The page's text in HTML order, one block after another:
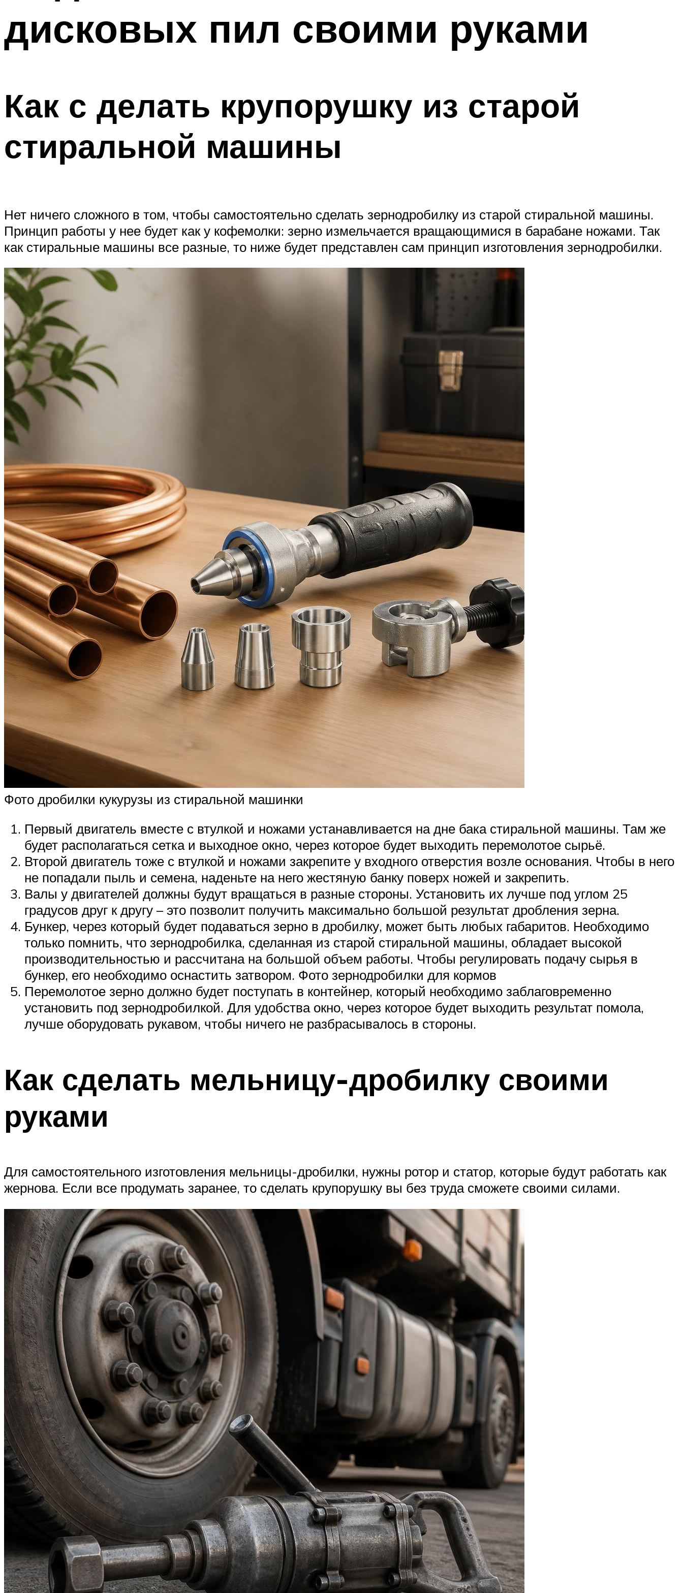
дисковых пил своими руками
Как с делать крупорушку из старой
стиральной машины
Нет ничего сложного в том, чтобы самостоятельно сделать зернодробилку из старой стиральной машины.
Принцип работы у нее будет как у кофемолки: зерно измельчается вращающимися в барабане ножами. Так
как стиральные машины все разные, то ниже будет представлен сам принцип изготовления зернодробилки.
Фото дробилки кукурузы из стиральной машинки
Первый двигатель вместе с втулкой и ножами устанавливается на дне бака стиральной машины. Там же
будет располагаться сетка и выходное окно, через которое будет выходить перемолотое сырьё.
Второй двигатель тоже с втулкой и ножами закрепите у входного отверстия возле основания. Чтобы в него
не попадали пыль и семена, наденьте на него жестяную банку поверх ножей и закрепить.
Валы у двигателей должны будут вращаться в разные стороны. Установить их лучше под углом 25
градусов друг к другу – это позволит получить максимально большой результат дробления зерна.
Бункер, через который будет подаваться зерно в дробилку, может быть любых габаритов. Необходимо
только помнить, что зернодробилка, сделанная из старой стиральной машины, обладает высокой
производительностью и рассчитана на большой объем работы. Чтобы регулировать подачу сырья в
бункер, его необходимо оснастить затвором. Фото зернодробилки для кормов
Перемолотое зерно должно будет поступать в контейнер, который необходимо заблаговременно
установить под зернодробилкой. Для удобства окно, через которое будет выходить результат помола,
лучше оборудовать рукавом, чтобы ничего не разбрасывалось в стороны.
Как сделать мельницу-дробилку своими
руками
Для самостоятельного изготовления мельницы-дробилки, нужны ротор и статор, которые будут работать как
жернова. Если все продумать заранее, то сделать крупорушку вы без труда сможете своими силами.